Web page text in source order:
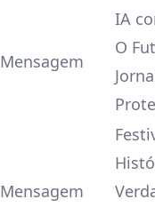
Mensagem
IA
O
Mensagem